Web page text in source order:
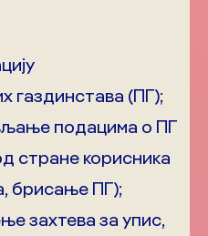
газдинстава (ПГ);
подацима о ПГ
стране корисника
брисање ПГ);
захтева за упис,